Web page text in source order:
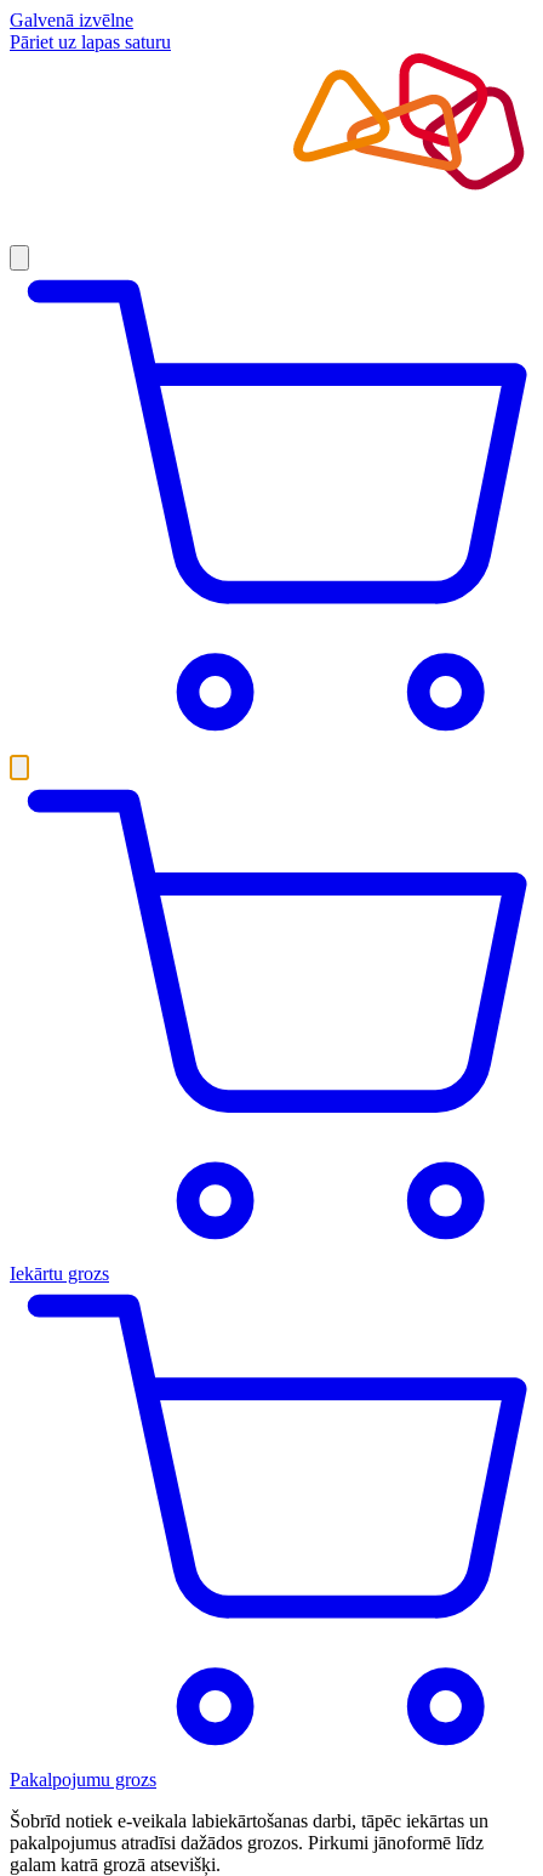
Galvenā izvēlne
Pāriet uz lapas saturu
Iekārtu grozs
Pakalpojumu grozs
Šobrīd notiek e-veikala labiekārtošanas darbi, tāpēc iekārtas un
pakalpojumus atradīsi dažādos grozos. Pirkumi jānoformē līdz
galam katrā grozā atsevišķi.